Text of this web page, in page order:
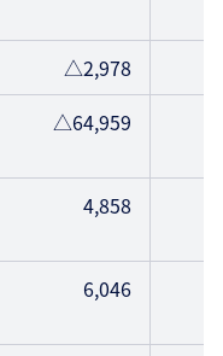
△2,978
△64,959
4,858
6,046